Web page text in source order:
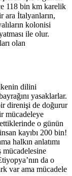
118 bin km karelik
ara İtalyanların,
kolonisi
ile olur.
olan
dilini
yasaklarlar.
direnişi de doğurur
mücadeleye
ettiklerinde o günün
kayıbı 200 bin!
halkın anlatımı
mücadelesine
da o
var ama mücadele